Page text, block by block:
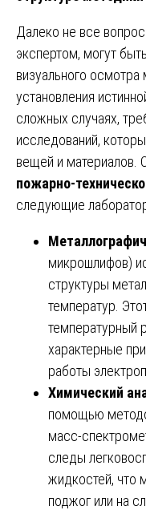
Далеко не все
экспертом, могут
визуального
установления
сложных случаях,
исследований,
вещей и материалов.
пожарно-
следующие
микрошлифов)
структуры
температур.
температурный
характерные
работы
Химический
помощью
масс-
следы
жидкостей, что
поджог или на